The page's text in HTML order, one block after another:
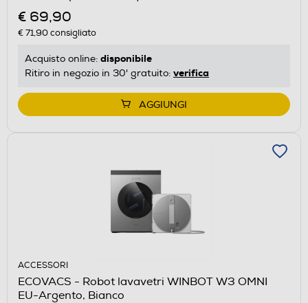
€ 69,90
€ 71,90consigliato
Acquisto online: disponibile
Ritiro in negozio in 30' gratuito: verifica
AGGIUNGI
ACCESSORI
ECOVACS - Robot lavavetri WINBOT W3 OMNI
EU-Argento, Bianco